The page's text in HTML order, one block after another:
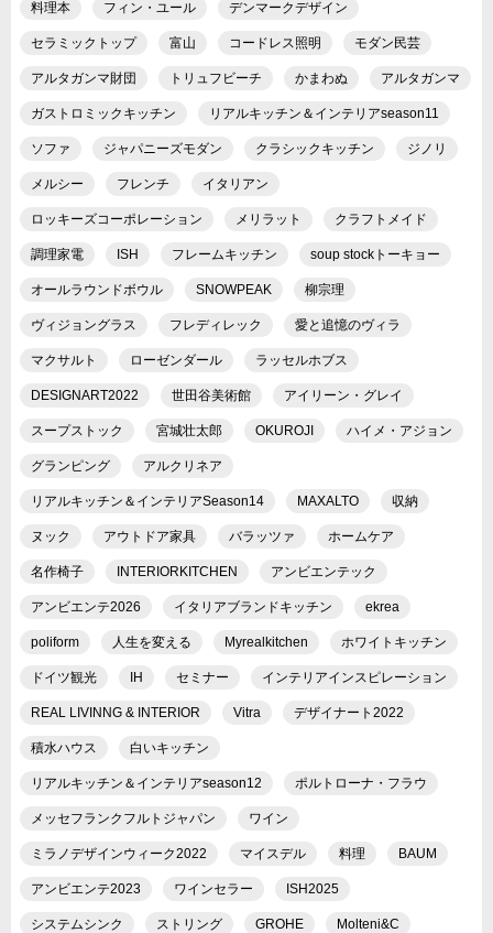
料理本 フィン・ユール デンマークデザイン
セラミックトップ 富山 コードレス照明 モダン民芸
アルタガンマ財団 トリュフビーチ かまわぬ アルタガンマ
ガストロミックキッチン リアルキッチン＆インテリアseason11
ソファ ジャパニーズモダン クラシックキッチン ジノリ
メルシー フレンチ イタリアン
ロッキーズコーポレーション メリラット クラフトメイド
調理家電 ISH フレームキッチン soup stockトーキョー
オールラウンドボウル SNOWPEAK 柳宗理
ヴィジョングラス フレディレック 愛と追憶のヴィラ
マクサルト ローゼンダール ラッセルホブス
DESIGNART2022 世田谷美術館 アイリーン・グレイ
スープストック 宮城壮太郎 OKUROJI ハイメ・アジョン
グランピング アルクリネア
リアルキッチン＆インテリアSeason14 MAXALTO 収納
ヌック アウトドア家具 バラッツァ ホームケア
名作椅子 INTERIORKITCHEN アンビエンテック
アンビエンテ2026 イタリアブランドキッチン ekrea
poliform 人生を変える Myrealkitchen ホワイトキッチン
ドイツ観光 IH セミナー インテリアインスピレーション
REAL LIVINNG & INTERIOR Vitra デザイナート2022
積水ハウス 白いキッチン
リアルキッチン＆インテリアseason12 ポルトローナ・フラウ
メッセフランクフルトジャパン ワイン
ミラノデザインウィーク2022 マイスデル 料理 BAUM
アンビエンテ2023 ワインセラー ISH2025
システムシンク ストリング GROHE Molteni&C